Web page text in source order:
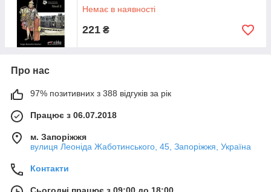
Немає в наявності
221 ₴
Про нас
97% позитивних з 388 відгуків за рік
Працює з 06.07.2018
м. Запоріжжя
вулиця Леоніда Жаботинського, 45, Запоріжжя, Україна
Контакти